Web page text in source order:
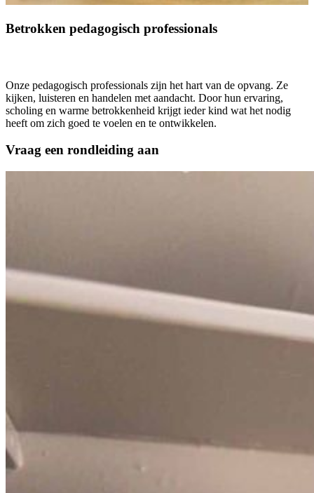
Betrokken pedagogisch professionals
Onze pedagogisch professionals zijn het hart van de opvang. Ze
kijken, luisteren en handelen met aandacht. Door hun ervaring,
scholing en warme betrokkenheid krijgt ieder kind wat het nodig
heeft om zich goed te voelen en te ontwikkelen.
Vraag een rondleiding aan